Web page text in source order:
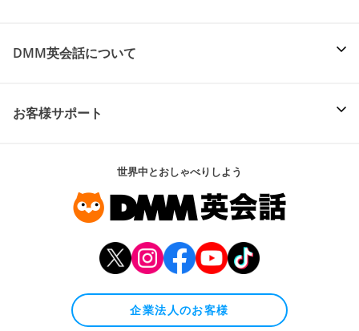
DMM英会話について
お客様サポート
世界中とおしゃべりしよう
企業法人のお客様